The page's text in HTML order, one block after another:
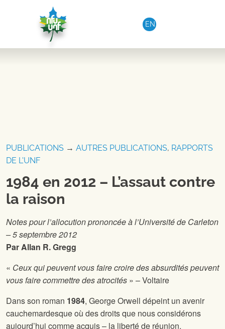
Aller au contenu
EN
PUBLICATIONS → AUTRES PUBLICATIONS, RAPPORTS
DE L'UNF
1984 en 2012 – L’assaut contre
la raison
Notes pour l’allocution prononcée à l’Université de Carleton
– 5 septembre 2012
Par Allan R. Gregg
« Ceux qui peuvent vous faire croire des absurdités peuvent
vous faire commettre des atrocités » – Voltaire
Dans son roman 1984, George Orwell dépeint un avenir
cauchemardesque où des droits que nous considérons
aujourd’hui comme acquis – la liberté de réunion,